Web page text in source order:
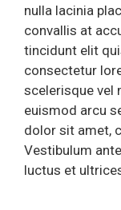
nulla lacinia
convallis at
tincidunt elit
consectetur
scelerisque vel
euismod arcu
dolor sit amet,
Vestibulum
luctus et